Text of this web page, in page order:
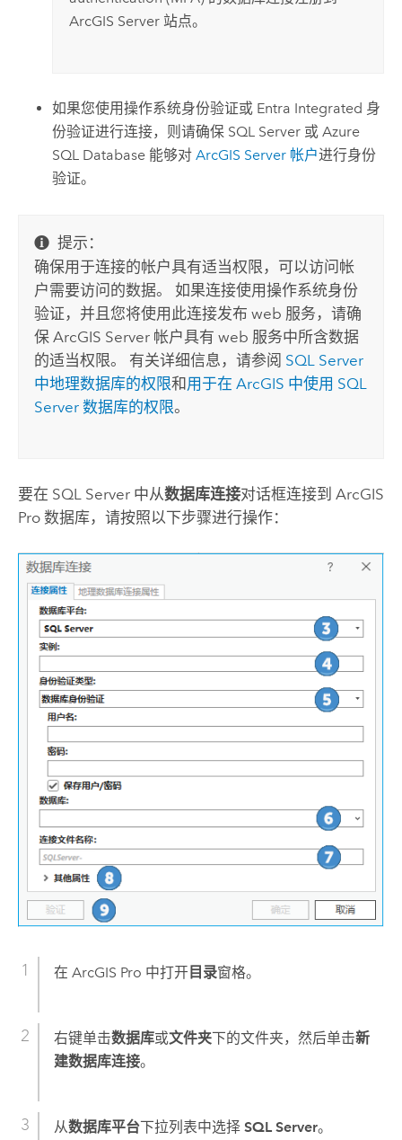
ArcGIS Server站点。
如果您使用操作系统身份验证或 Entra Integrated 身
份验证进行连接，则请确保 SQL Server 或Azure
SQL Database 能够对ArcGIS Server 帐户进行身份
验证。
提示：
确保用于连接的帐户具有适当权限，可以访问帐
户需要访问的数据。 如果连接使用操作系统身份
验证，并且您将使用此连接发布 web 服务，请确
保ArcGIS Server 帐户具有 web 服务中所含数据
的适当权限。 有关详细信息，请参阅 SQL Server
中地理数据库的权限和用于在 ArcGIS 中使用 SQL
Server 数据库的权限。
要在 SQL Server中从数据库连接对话框连接到 ArcGIS
Pro数据库，请按照以下步骤进行操作：
在 ArcGIS Pro 中打开 目录窗格。
右键单击数据库或文件夹下的文件夹，然后单击新
建数据库连接。
从数据库平台下拉列表中选择 SQL Server。